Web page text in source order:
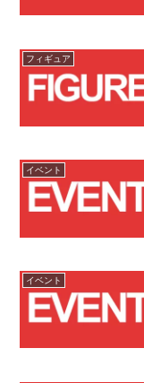
フィギュア
イベント
イベント